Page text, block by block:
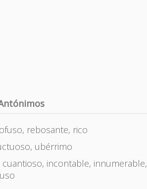
rebosante, rico
ubérrimo
incontable, innumerable,